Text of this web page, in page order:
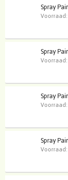
Spray
Voorraad:
Spray
Voorraad:
Spray
Voorraad:
Spray
Voorraad: